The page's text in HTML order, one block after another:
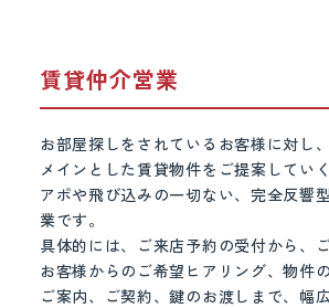
賃貸仲介営業
お部屋探しをされているお客様に対し
メインとした賃貸物件をご提案してい
アポや飛び込みの一切ない、完全反響
業です。
具体的には、ご来店予約の受付から、
お客様からのご希望ヒアリング、物件
ご案内、ご契約、鍵のお渡しまで、幅